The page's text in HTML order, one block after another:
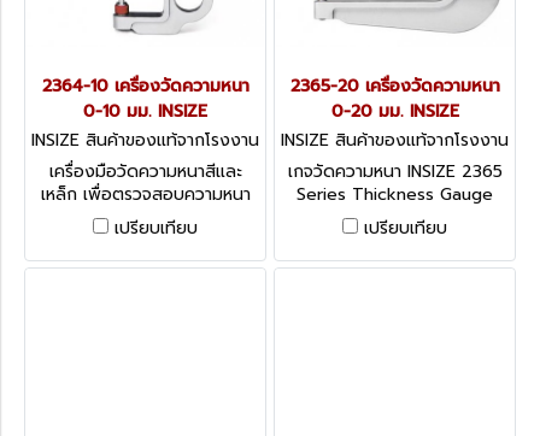
2364-10 เครื่องวัดความหนา
0-10 มม. INSIZE
INSIZE สินค้าของแท้จากโรงงาน
ผู้ผลิต 2364-10
เครื่องมือวัดความหนาสีและ
เหล็ก เพื่อตรวจสอบความหนา
ของช่องว่างในพื้นที่ขนาดเส้นผ่า
ศูนย์กลางของวัสดุหรือความดัน
ของการไหล
เปรียบเทียบ
2365-20 เครื่องวัดความหนา
0-20 มม. INSIZE
INSIZE สินค้าของแท้จากโรงงาน
ผู้ผลิต 2365-20
เกจวัดความหนา INSIZE 2365
Series Thickness Gauge
เปรียบเทียบ